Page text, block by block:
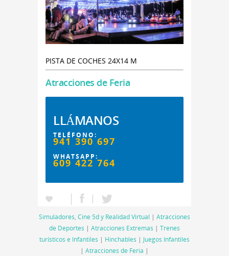
PISTA DE COCHES 24X14 M
Atracciones de Feria
LLÁMANOS
TELÉFONO:
941 390 697
WHATSAPP:
609 422 764
Simuladores, Cine 5d y Realidad Virtual | Atracciones
de Deportes | Atracciones Extremas | Trenes
turísticos e Infantiles | Hinchables | Juegos Infantiles
| Atracciones de Feria |